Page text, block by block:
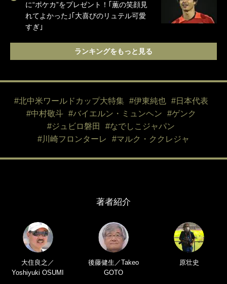
に“ポケカ”をプレゼント！｢薫の笑顔見
れてよかった｣｢大喜びのリュテル可愛
すぎ｣
ランキングをもっと見る
#北中米ワールドカップ大特集 #伊東純也
#日本代表
#中村敬斗
#バイエルン・ミュンヘン
#ゲンク
#ジュビロ磐田
#なでしこジャパン
#川崎フロンターレ
#マルク・ククレジャ
著者紹介
大住良之／
Yoshiyuki OSUMI
後藤健生／Takeo
GOTO
原壮史